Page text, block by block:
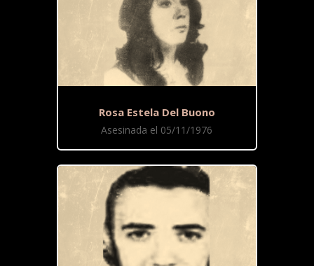
Rosa Estela Del Buono
Asesinada el 05/11/1976